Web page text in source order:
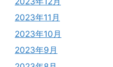
2023年11月
2023年10月
2023年9月